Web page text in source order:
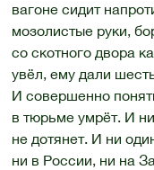
вагоне сидит
мозолистые руки,
со скотного двора
увёл, ему дали
И совершенно
в тюрьме умрёт. И
не дотянет. И ни
ни в России, ни на